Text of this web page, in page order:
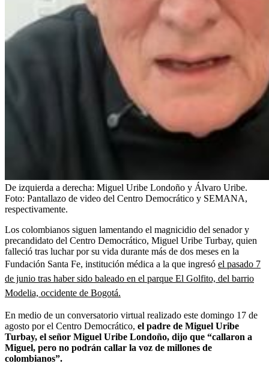
De izquierda a derecha: Miguel Uribe Londoño y Álvaro Uribe.
Foto: Pantallazo de video del Centro Democrático y SEMANA,
respectivamente.
Los colombianos siguen lamentando el magnicidio del senador y
precandidato del Centro Democrático, Miguel Uribe Turbay, quien
falleció tras luchar por su vida durante más de dos meses en la
Fundación Santa Fe, institución médica a la que ingresó el pasado 7
de junio tras haber sido baleado en el parque El Golfito, del barrio
Modelia, occidente de Bogotá.
En medio de un conversatorio virtual realizado este domingo 17 de
agosto por el Centro Democrático, el padre de Miguel Uribe
Turbay, el señor Miguel Uribe Londoño, dijo que “callaron a
Miguel, pero no podrán callar la voz de millones de
colombianos”.